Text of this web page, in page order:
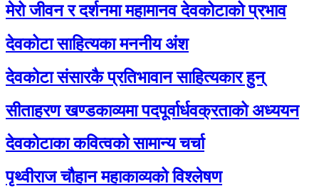
मेरो जीवन र दर्शनमा महामानव देवकोटाको प्रभाव
देवकोटा साहित्यका मननीय अंश
देवकोटा संसारकै प्रतिभावान साहित्यकार हुन्
सीताहरण खण्डकाव्यमा पदपूर्वार्धवक्रताको अध्ययन
देवकोटाका कवित्वको सामान्य चर्चा
पृथ्वीराज चौहान महाकाव्यको विश्लेषण